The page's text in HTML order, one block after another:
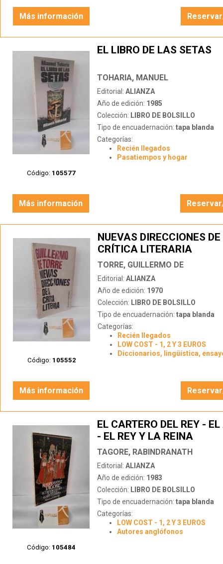
Más información
Código: 105577
EL LIBRO DE LAS SETAS
TOHARIA, MANUEL
Editorial: ALIANZA
Año de edición: 1985
Colección: LIBRO DE BOLSILLO
Tipo de encuadernación: tapa blanda
Categorías:
Recién llegados
Pasatiempos y hogar
Más información
Código: 105552
NUEVAS DIRECCIONES
CRÍTICA LITERARIA
TORRE, GUILLERMO DE
Editorial: ALIANZA
Año de edición: 1970
Colección: LIBRO DE BOLSILLO
Tipo de encuadernación: tapa blanda
Categorías:
Recién llegados
LOW COST - 1, 2 Y 3 EUROS
Diccionarios, lingüística,
Más información
Código: 105484
EL CARTERO DEL REY -
- EL REY Y LA REINA
TAGORE, RABINDRANATH
Editorial: ALIANZA
Año de edición: 1983
Colección: LIBRO DE BOLSILLO
Tipo de encuadernación: tapa blanda
Categorías:
LOW COST - 1, 2 Y 3 EUROS
Autores anglófonos